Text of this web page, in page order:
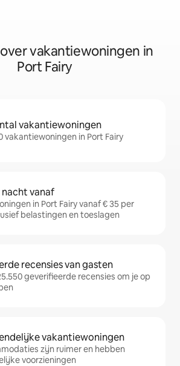
vakantiewoningen in
Port Fairy
vakantiewoningen
vakantiewoningen in Port Fairy
vanaf
in Port Fairy vanaf € 35 per
belastingen en toeslagen
recensies van gasten
geverifieerde recensies om je op
vakantiewoningen
zijn ruimer en hebben
voorzieningen